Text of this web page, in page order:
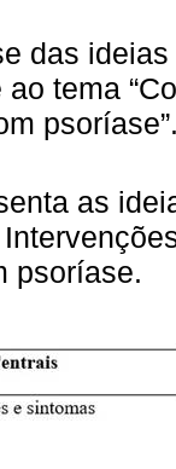
das
tema
as
psoríase.